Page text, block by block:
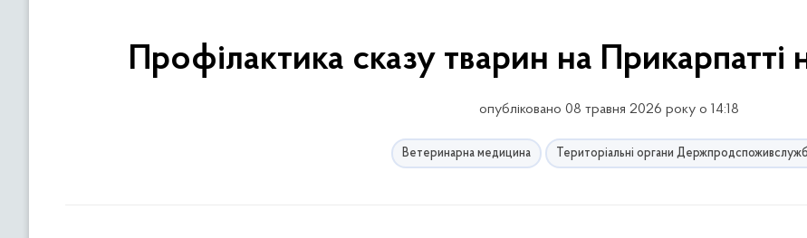
Профілактика сказу тварин на
опубліковано 08 травня 2026 року о 14:18
Ветеринарна медицина Територіальні органи